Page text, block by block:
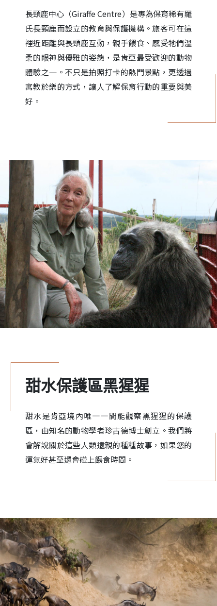
長頸鹿中心（Giraffe Centre）是專為保育稀有羅
氏長頸鹿而設立的教育與保護機構。旅客可在這
裡近距離與長頸鹿互動，親手餵食、感受牠們溫
柔的眼神與優雅的姿態，是肯亞最受歡迎的動物
體驗之一。不只是拍照打卡的熱門景點，更透過
寓教於樂的方式，讓人了解保育行動的重要與美
好。
甜水保護區黑猩猩
甜水是肯亞境內唯一一間能觀察黑猩猩的保護
區，由知名的動物學者珍古德博士創立。我們將
會解說關於這些人類遠親的種種故事，如果您的
運氣好甚至還會碰上餵食時間。